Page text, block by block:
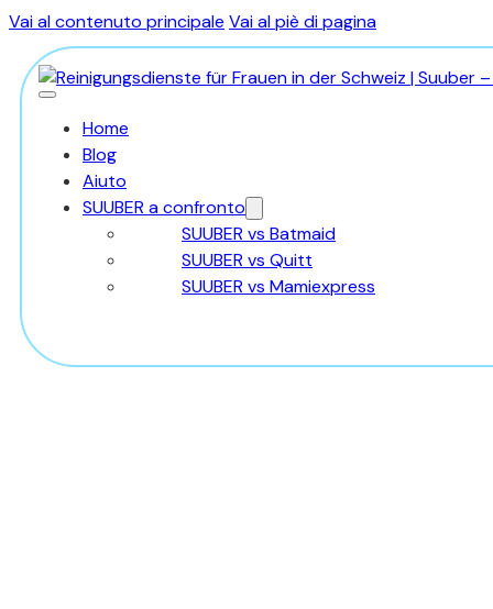
Vai al contenuto principale Vai al piè di pagina
Home
Blog
Aiuto
SUUBER a confronto
SUUBER vs Batmaid
SUUBER vs Quitt
SUUBER vs Mamiexpress